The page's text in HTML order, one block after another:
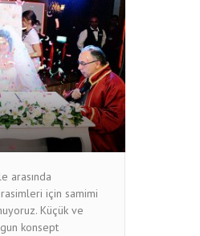
arasında
için samimi
Küçük ve
konsept